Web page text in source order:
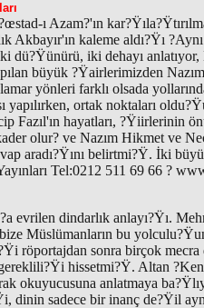
ı Azam?'ın
Akbayır'ın kaleme aldı?Ÿı
dü?Ÿünürü, iki dehayı
büyük ?Ÿairlerimizden
yönleri farklı olsada
yapılırken, ortak noktaları
Fazıl'ın hayatları, ?Ÿiirlerinin
olur? ve Nazım Hikmet ve
aradı?Ÿını belirtmi?Ÿ. İki
Tel:0212 511 69 66 ?
evrilen dindarlık anlayı?Ÿı.
Müslümanların bu
röportajdan sonra birçok mecra
gereklili?Ÿi hissetmi?Ÿ. Altan
okuyucusuna anlatmaya
dinin sadece bir inanç de?Ÿil